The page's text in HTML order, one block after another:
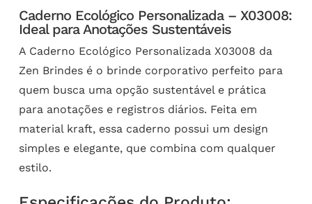
Caderno Ecológico Personalizada – X03008:
Ideal para Anotações Sustentáveis
A Caderno Ecológico Personalizada X03008 da
Zen Brindes é o brinde corporativo perfeito para
quem busca uma opção sustentável e prática
para anotações e registros diários. Feita em
material kraft, essa caderno possui um design
simples e elegante, que combina com qualquer
estilo.